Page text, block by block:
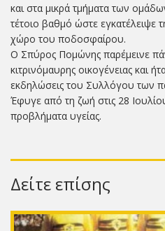
και στα μικρά τμήματα των
τέτοιο βαθμό ώστε εγκατέλειψε
χώρο του ποδοσφαίρου.
Ο Σπύρος Πομώνης παρέμεινε
κιτρινόμαυρης οικογένειας και
εκδηλώσεις του Συλλόγου των
Έφυγε από τη ζωή στις 28
προβλήματα υγείας.
Δείτε επίσης